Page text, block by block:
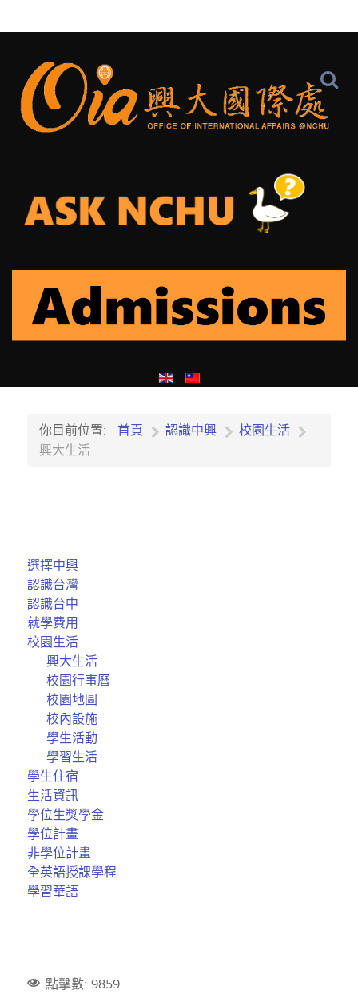
你目前位置: 首頁 認識中興
校園生活
興大生活
選擇中興
認識台灣
認識台中
就學費用
校園生活
興大生活
校園行事曆
校園地圖
校內設施
學生活動
學習生活
學生住宿
生活資訊
學位生獎學金
學位計畫
非學位計畫
全英語授課學程
學習華語
點擊數: 9859